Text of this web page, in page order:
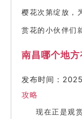
樱花次第绽放，
赏花的小伙伴们
南昌哪个地
发布时间：
攻略
现在正是观